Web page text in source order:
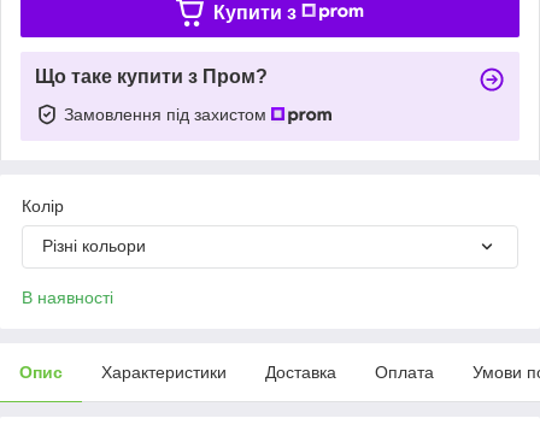
Купити з
Що таке купити з Пром?
Замовлення під захистом
Колір
Різні кольори
В наявності
Опис Характеристики Доставка Оплата Умови